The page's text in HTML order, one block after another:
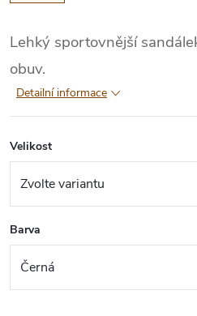
Lehký sportovnější
obuv.
Detailní informace
Velikost
Barva